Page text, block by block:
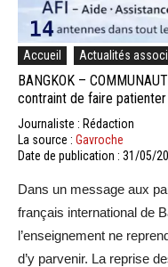
Accueil Actualités
BANGKOK –
contraint de faire
Journaliste : Rédaction
La source : Gavroche
Date de publication : 31/05/
Dans un message aux
français international de
l’enseignement ne
d’y parvenir. La reprise